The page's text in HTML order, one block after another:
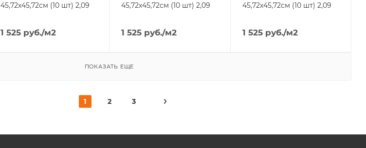
45,72х45,72см (10 шт) 2,09
1 525руб./м2
45,72х45,72см (10 шт) 2,09
1 525 руб./м2
45,72х45,72см (10 шт) 2,09
1 525руб./м2
ПОКАЗАТЬ ЕЩЕ
1 2 3